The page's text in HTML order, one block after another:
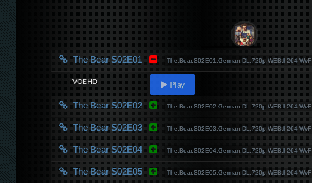
The Bear S02E01 The.Bear.S02E01.German.DL.720p.WEB.h264-WvF
VOE HD Play
The Bear S02E02 The.Bear.S02E02.German.DL.720p.WEB.h264-WvF
The Bear S02E03 The.Bear.S02E03.German.DL.720p.WEB.h264-WvF
The Bear S02E04 The.Bear.S02E04.German.DL.720p.WEB.h264-WvF
The Bear S02E05 The.Bear.S02E05.German.DL.720p.WEB.h264-WvF